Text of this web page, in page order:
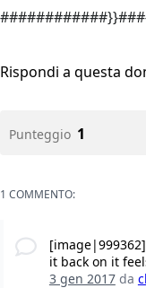
Rispondi a questa
Punteggio 1
1 COMMENTO:
it back on it
3 gen 2017da